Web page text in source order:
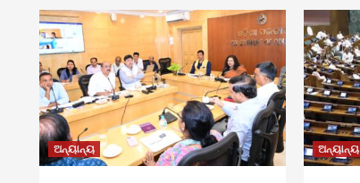
ଅନ୍ୟାନ୍ୟ ଅନ୍ୟାନ୍ୟ